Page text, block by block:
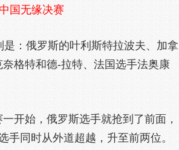
国无缘决赛
：俄罗斯的叶利斯特拉波夫、加拿
格特和德-拉特、法国选手法奥康
始，俄罗斯选手就抢到了前面，
同时从外道超越，升至前两位。